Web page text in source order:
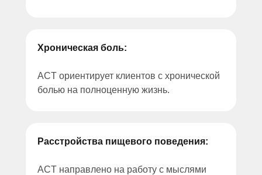
Хроническая боль:
ACT ориентирует клиентов с хронической
болью на полноценную жизнь.
Расстройства пищевого поведения:
ACT направлено на работу с мыслями